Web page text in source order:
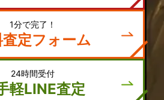
1分で完了！
定フォーム
24時間受付
軽LINE査定